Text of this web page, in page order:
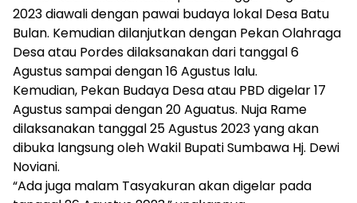
2023 diawali dengan pawai budaya lokal Desa Batu
Bulan. Kemudian dilanjutkan dengan Pekan Olahraga
Desa atau Pordes dilaksanakan dari tanggal 6
Agustus sampai dengan 16 Agustus lalu.
Kemudian, Pekan Budaya Desa atau PBD digelar 17
Agustus sampai dengan 20 Aguatus. Nuja Rame
dilaksanakan tanggal 25 Agustus 2023 yang akan
dibuka langsung oleh Wakil Bupati Sumbawa Hj. Dewi
Noviani.
“Ada juga malam Tasyakuran akan digelar pada